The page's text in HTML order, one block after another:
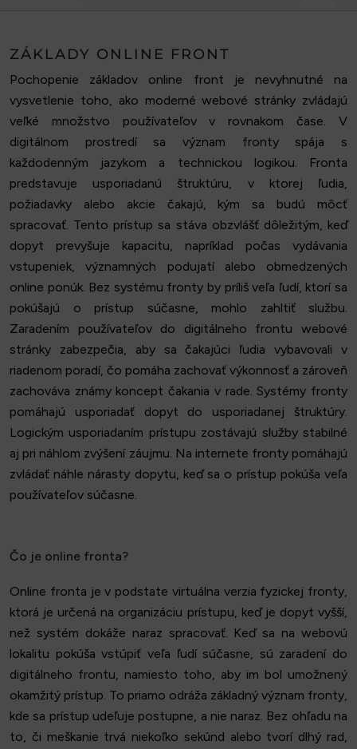
ZÁKLADY ONLINE FRONT
Pochopenie základov online front je nevyhnutné na
vysvetlenie toho, ako moderné webové stránky zvládajú
veľké množstvo používateľov v rovnakom čase. V
digitálnom prostredí sa význam fronty spája s
každodenným jazykom a technickou logikou. Fronta
predstavuje usporiadanú štruktúru, v ktorej ľudia,
požiadavky alebo akcie čakajú, kým sa budú môcť
spracovať. Tento prístup sa stáva obzvlášť dôležitým, keď
dopyt prevyšuje kapacitu, napríklad počas vydávania
vstupeniek, významných podujatí alebo obmedzených
online ponúk. Bez systému fronty by príliš veľa ľudí, ktorí sa
pokúšajú o prístup súčasne, mohlo zahltiť službu.
Zaradením používateľov do digitálneho frontu webové
stránky zabezpečia, aby sa čakajúci ľudia vybavovali v
riadenom poradí, čo pomáha zachovať výkonnosť a zároveň
zachováva známy koncept čakania v rade. Systémy fronty
pomáhajú usporiadať dopyt do usporiadanej štruktúry.
Logickým usporiadaním prístupu zostávajú služby stabilné
aj pri náhlom zvýšení záujmu. Na internete fronty pomáhajú
zvládať náhle nárasty dopytu, keď sa o prístup pokúša veľa
používateľov súčasne.
Čo je online fronta?
Online fronta je v podstate virtuálna verzia fyzickej fronty,
ktorá je určená na organizáciu prístupu, keď je dopyt vyšší,
než systém dokáže naraz spracovať. Keď sa na webovú
lokalitu pokúša vstúpiť veľa ľudí súčasne, sú zaradení do
digitálneho frontu, namiesto toho, aby im bol umožnený
okamžitý prístup. To priamo odráža základný význam fronty,
kde sa prístup udeľuje postupne, a nie naraz. Bez ohľadu na
to, či meškanie trvá niekoľko sekúnd alebo tvorí dlhý rad,